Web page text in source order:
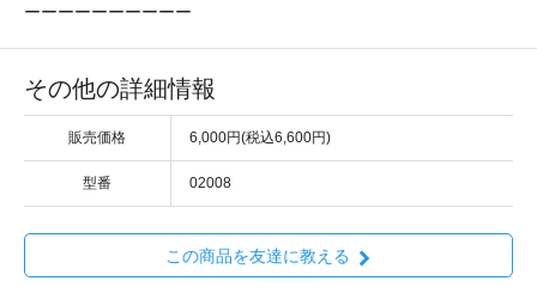
ーーーーーーーーーー
その他の詳細情報
販売価格 6,000円(税込6,600円)
型番 02008
この商品を友達に教える